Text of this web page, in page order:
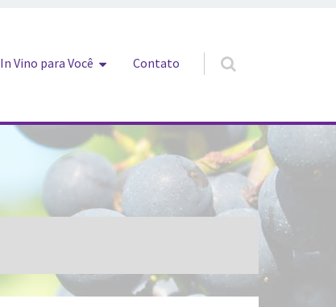
In Vino para Você Contato